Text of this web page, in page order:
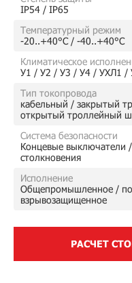
IP54 / IP65
Температурный режим
-20..+40°C / -40..+40°C
Климатическое
У1 / У2 / У3 / У4 / УХЛ1 /
Тип токопровода
кабельный / закрытый
открытый троллейный
Система безопасности
Концевые выключатели
столкновения
Исполнение
Общепромышленное /
взрывозащищенное
РАСЧЕТ